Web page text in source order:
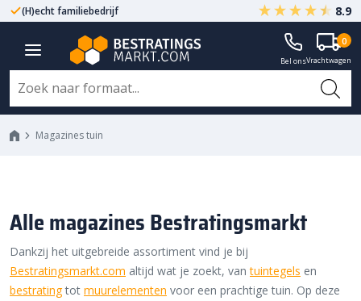
Gegarandeerd A-kwaliteit Altijd met fabrieksgarantie
8.9
Bel onsVrachtwagen
0
Magazines tuin
Alle magazines Bestratingsmarkt
Dankzij het uitgebreide assortiment vind je bij
Bestratingsmarkt.com altijd wat je zoekt, vantuintegels en
bestratingtot muurelementen voor een prachtige tuin. Op deze